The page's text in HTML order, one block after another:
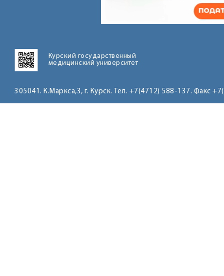
Курский государственный
медицинский университет
305041. К.Маркса,3, г. Курск. Тел. +7(4712) 588-137. Факс